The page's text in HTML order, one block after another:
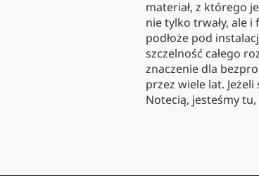
materiał, z którego
nie tylko trwały, ale
podłoże pod
szczelność całego
znaczenie dla
przez wiele lat.
Notecią, jesteśmy